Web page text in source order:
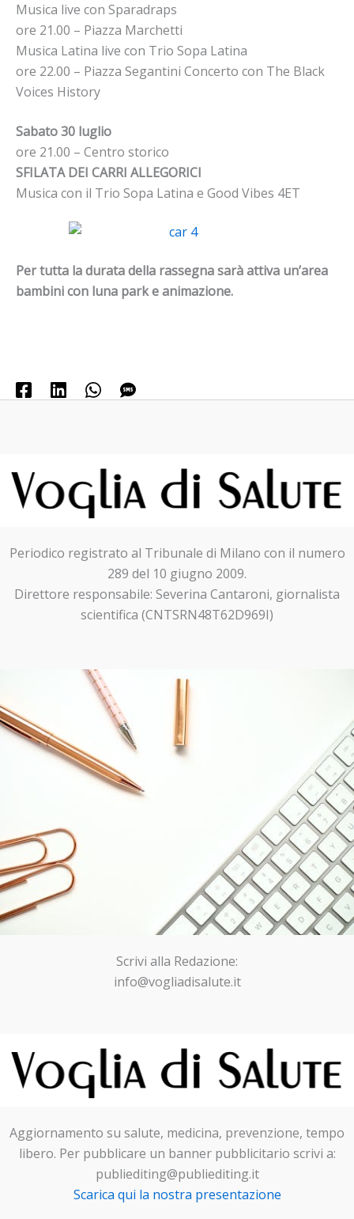
Musica live con Sparadraps
ore 21.00 – Piazza Marchetti
Musica Latina live con Trio Sopa Latina
ore 22.00 – Piazza Segantini Concerto con The Black
Voices History
Sabato 30 luglio
ore 21.00 – Centro storico
SFILATA DEI CARRI ALLEGORICI
Musica con il Trio Sopa Latina e Good Vibes 4ET
Per tutta la durata della rassegna sarà attiva un’area
bambini con luna park e animazione.
Periodico registrato al Tribunale di Milano con il numero
289 del 10 giugno 2009.
Direttore responsabile: Severina Cantaroni, giornalista
scientifica (CNTSRN48T62D969I)
Scrivi alla Redazione:
info@vogliadisalute.it
Aggiornamento su salute, medicina, prevenzione, tempo
libero. Per pubblicare un banner pubblicitario scrivi a:
publiediting@publiediting.it
Scarica qui la nostra presentazione